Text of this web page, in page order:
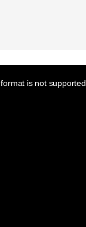
is not supported.